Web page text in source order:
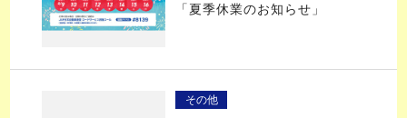
「夏季休業のお知らせ」
その他